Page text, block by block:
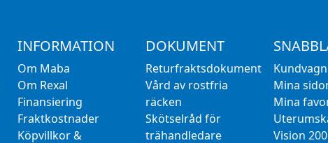
INFORMATION
Om Maba
Om Rexal
Finansiering
Fraktkostnader
Köpvillkor &
DOKUMENT
Returfraktsdokument
Vård av rostfria
räcken
Skötselråd för
trähandledare
Kundvagn
Mina
Mina
Vision